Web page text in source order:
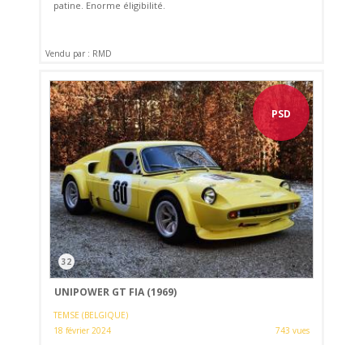
patine. Enorme éligibilité.
Vendu par : RMD
PSD
32
UNIPOWER GT FIA (1969)
TEMSE (BELGIQUE)
18 février 2024
743 vues